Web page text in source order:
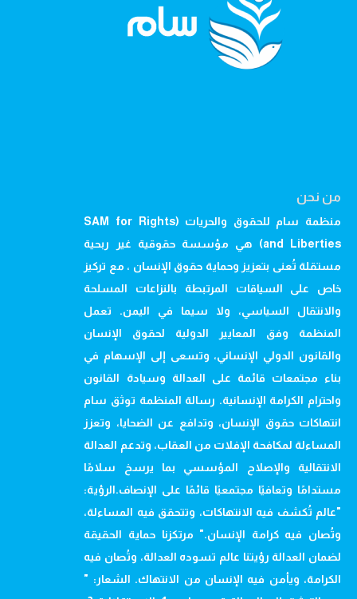
من نحن
منظمة سام للحقوق والحريات (SAM for Rights
and Liberties) هي مؤسسة حقوقية غير ربحية
مستقلة تُعنى بتعزيز وحماية حقوق الإنسان ، مع تركيز
خاص على السياقات المرتبطة بالنزاعات المسلحة
والانتقال السياسي، ولا سيما في اليمن. تعمل
المنظمة وفق المعايير الدولية لحقوق الإنسان
والقانون الدولي الإنساني، وتسعى إلى الإسهام في
بناء مجتمعات قائمة على العدالة وسيادة القانون
واحترام الكرامة الإنسانية. رسالة المنظمة توثق سام
انتهاكات حقوق الإنسان، وتدافع عن الضحايا، وتعزز
المساءلة لمكافحة الإفلات من العقاب، وتدعم العدالة
الانتقالية والإصلاح المؤسسي بما يرسخ سلامًا
مستدامًا وتعافيًا مجتمعيًا قائمًا على الإنصاف.الرؤية:
"عالم تُكشف فيه الانتهاكات، وتتحقق فيه المساءلة،
وتُصان فيه كرامة الإنسان." مرتكزنا حماية الحقيقة
لضمان العدالة رؤيتنا عالم تسوده العدالة، وتُصان فيه
الكرامة، ويأمن فيه الإنسان من الانتهاك. الشعار: "